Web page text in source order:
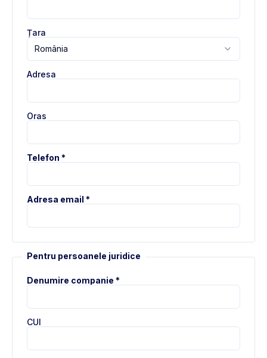
Țara
România
Adresa
Oras
Telefon *
Adresa email *
Pentru persoanele juridice
Denumire companie *
CUI